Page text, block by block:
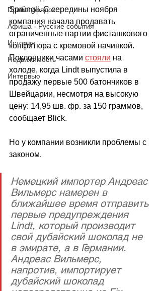
Правопорядок
Афиша - Русские события
История
Недвижимость
Интервью
Sprüngli. С середины ноября
компания начала продавать
ограниченные партии фисташкового
конфитюра с кремовой начинкой.
Поклонники часами стояли на
холоде, когда Lindt выпустила в
продажу первые 500 батончиков в
Швейцарии, несмотря на высокую
цену: 14,95 шв. фр. за 150 граммов,
сообщает Blick.
Но у компании возникли проблемы с
законом.
Немецкий импортер Андреас
Вильмерс намерен в
ближайшее время отправить
первые предупреждения
Lindt, который производит
свой дубайский шоколад не
в эмирате, а в Германии.
Андреас Вильмерс,
напротив, импортирует
дубайский шоколад